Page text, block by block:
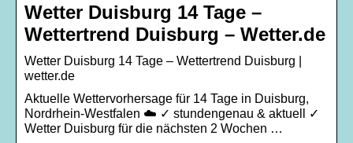
Wetter Duisburg 14 Tage –
Wettertrend Duisburg – Wetter.de
Wetter Duisburg 14 Tage – Wettertrend Duisburg |
wetter.de
Aktuelle Wettervorhersage für 14 Tage in Duisburg,
Nordrhein-Westfalen ☁️ ✓ stundengenau & aktuell ✓
Wetter Duisburg für die nächsten 2 Wochen …